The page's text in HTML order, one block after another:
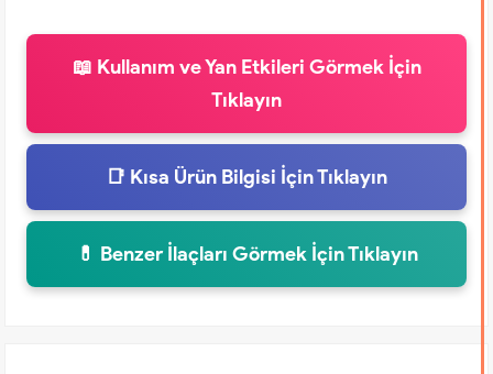
📖 Kullanım ve Yan Etkileri Görmek İçin
Tıklayın
📑 Kısa Ürün Bilgisi İçin Tıklayın
💊 Benzer İlaçları Görmek İçin Tıklayın